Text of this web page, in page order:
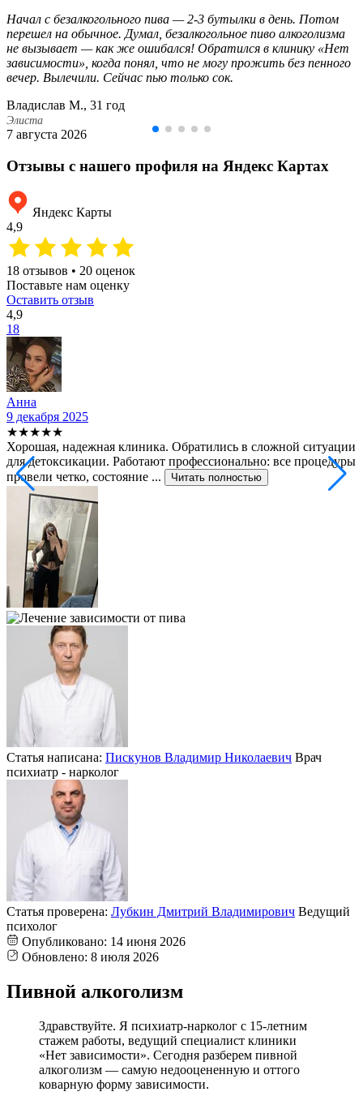
Начал с безалкогольного пива — 2-3 бутылки в день. Потом
перешел на обычное. Думал, безалкогольное пиво алкоголизма
не вызывает — как же ошибался! Обратился в клинику «Нет
зависимости», когда понял, что не могу прожить без пенного
вечер. Вылечили. Сейчас пью только сок.
Владислав М., 31 год
Элиста
7 августа 2026
Отзывы с нашего профиля на Яндекс Картах
Яндекс Карты
4,9
18 отзывов • 20 оценок
Поставьте нам оценку
Оставить отзыв
4,9
18
Анна
9 декабря 2025
★★★★★
Хорошая, надежная клиника. Обратились в сложной ситуации
для детоксикации. Работают профессионально: все процедуры
провели четко, состояние ...
Читать полностью
Статья написана: Пискунов Владимир Николаевич Врач
психиатр - нарколог
Статья проверена: Лубкин Дмитрий Владимирович Ведущий
психолог
Опубликовано: 14 июня 2026
Обновлено: 8 июля 2026
Пивной алкоголизм
Здравствуйте. Я психиатр-нарколог с 15-летним
стажем работы, ведущий специалист клиники
«Нет зависимости». Сегодня разберем пивной
алкоголизм — самую недооцененную и оттого
коварную форму зависимости.